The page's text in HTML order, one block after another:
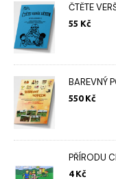
ČTĚTE
55 Kč
BAREVNÝ
550 Kč
PŘÍRODU
4 Kč